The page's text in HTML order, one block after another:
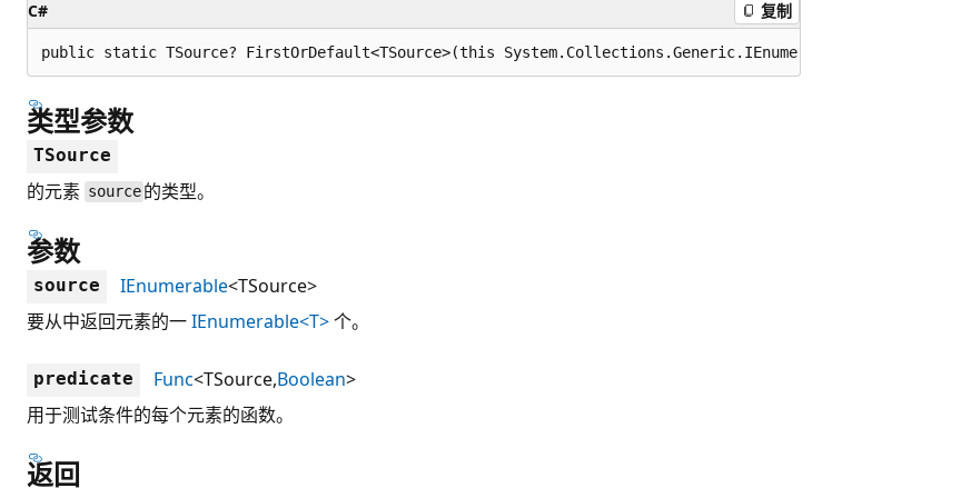
C# 复制
public static TSource? FirstOrDefault<TSource>(this System.Collections.Generic.IEnumerable<TSource>
类型参数
TSource
的元素 source 的类型。
参数
source IEnumerable<TSource>
要从中返回元素的一IEnumerable<T>个。
predicate Func<TSource,Boolean>
用于测试条件的每个元素的函数。
返回